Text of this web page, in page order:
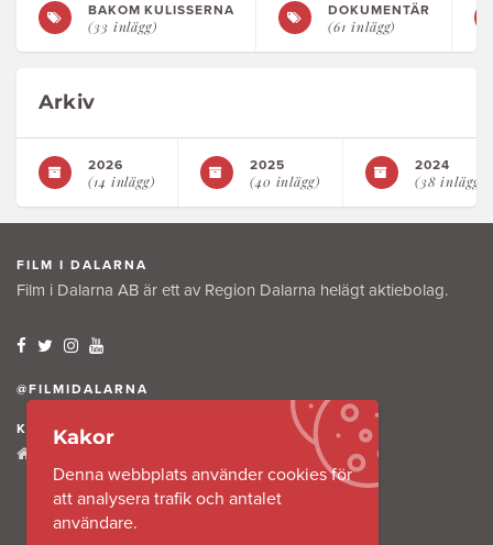
BAKOM KULISSERNA
(33 inlägg)
DOKUMENTÄR
(61 inlägg)
Arkiv
2026
(14 inlägg)
2025
(40 inlägg)
2024
(38 inlägg)
FILM I DALARNA
Film i Dalarna AB är ett av Region Dalarna helägt aktiebolag.
@FILMIDALARNA
KONTAKTA OSS
791 31 Falun
Kakor
Denna webbplats använder cookies för
att analysera trafik och antalet
användare.